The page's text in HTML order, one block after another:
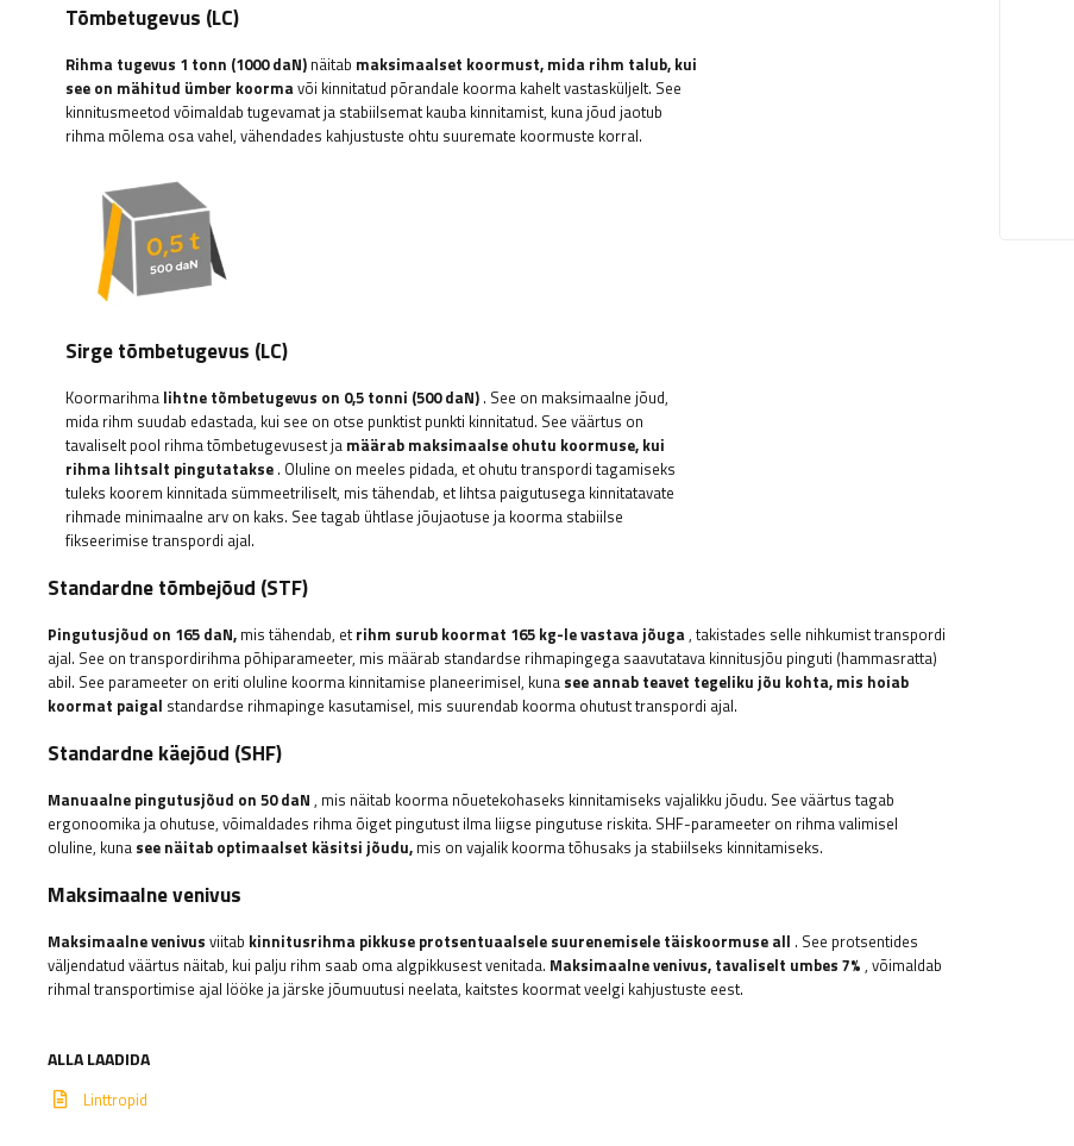
Tõmbetugevus (LC)
Rihma tugevus 1 tonn (1000 daN) näitab maksimaalset koormust, mida rihm talub, kui
see on mähitud ümber koormavõi kinnitatud põrandale koorma kahelt vastasküljelt. See
kinnitusmeetod võimaldab tugevamat ja stabiilsemat kauba kinnitamist, kuna jõud jaotub
rihma mõlema osa vahel, vähendades kahjustuste ohtu suuremate koormuste korral.
Sirge tõmbetugevus (LC)
Koormarihma lihtne tõmbetugevus on 0,5 tonni (500 daN) . See on maksimaalne jõud,
mida rihm suudab edastada, kui see on otse punktist punkti kinnitatud. See väärtus on
tavaliselt pool rihma tõmbetugevusest ja määrab maksimaalse ohutu koormuse, kui
rihma lihtsalt pingutatakse . Oluline on meeles pidada, et ohutu transpordi tagamiseks
tuleks koorem kinnitada sümmeetriliselt, mis tähendab, et lihtsa paigutusega kinnitatavate
rihmade minimaalne arv on kaks. See tagab ühtlase jõujaotuse ja koorma stabiilse
fikseerimise transpordi ajal.
Standardne tõmbejõud (STF)
Pingutusjõud on 165 daN, mis tähendab, etrihm surub koormat 165 kg-le vastava jõuga , takistades selle nihkumist transpordi
ajal. See on transpordirihma põhiparameeter, mis määrab standardse rihmapingega saavutatava kinnitusjõu pinguti (hammasratta)
abil. See parameeter on eriti oluline koorma kinnitamise planeerimisel, kuna see annab teavet tegeliku jõu kohta, mis hoiab
koormat paigal standardse rihmapinge kasutamisel, mis suurendab koorma ohutust transpordi ajal.
Standardne käejõud (SHF)
Manuaalne pingutusjõud on 50 daN , mis näitab koorma nõuetekohaseks kinnitamiseks vajalikku jõudu. See väärtus tagab
ergonoomika ja ohutuse, võimaldades rihma õiget pingutust ilma liigse pingutuse riskita. SHF-parameeter on rihma valimisel
oluline, kuna see näitab optimaalset käsitsi jõudu, mis on vajalik koorma tõhusaks ja stabiilseks kinnitamiseks.
Maksimaalne venivus
Maksimaalne venivus viitab kinnitusrihma pikkuse protsentuaalsele suurenemisele täiskoormuse all . See protsentides
väljendatud väärtus näitab, kui palju rihm saab oma algpikkusest venitada. Maksimaalne venivus, tavaliselt umbes 7% , võimaldab
rihmal transportimise ajal lööke ja järske jõumuutusi neelata, kaitstes koormat veelgi kahjustuste eest.
ALLA LAADIDA
Linttropid